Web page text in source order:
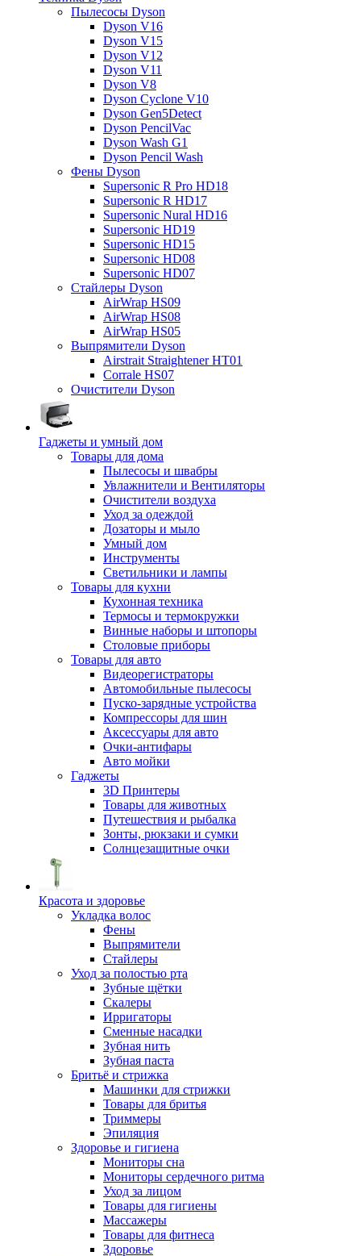
Пылесосы Dyson
Dyson V16
Dyson V15
Dyson V12
Dyson V11
Dyson V8
Dyson Cyclone V10
Dyson Gen5Detect
Dyson PencilVac
Dyson Wash G1
Dyson Pencil Wash
Фены Dyson
Supersonic R Pro HD18
Supersonic R HD17
Supersonic Nural HD16
Supersonic HD19
Supersonic HD15
Supersonic HD08
Supersonic HD07
Стайлеры Dyson
AirWrap HS09
AirWrap HS08
AirWrap HS05
Выпрямители Dyson
Airstrait Straightener HT01
Corrale HS07
Очистители Dyson
Гаджеты и умный дом
Товары для дома
Пылесосы и швабры
Увлажнители и Вентиляторы
Очистители воздуха
Уход за одеждой
Дозаторы и мыло
Умный дом
Инструменты
Светильники и лампы
Товары для кухни
Кухонная техника
Термосы и термокружки
Винные наборы и штопоры
Столовые приборы
Товары для авто
Видеорегистраторы
Автомобильные пылесосы
Пуско-зарядные устройства
Компрессоры для шин
Аксессуары для авто
Очки-антифары
Авто мойки
Гаджеты
3D Принтеры
Товары для животных
Путешествия и рыбалка
Зонты, рюкзаки и сумки
Солнцезащитные очки
Красота и здоровье
Укладка волос
Фены
Выпрямители
Стайлеры
Уход за полостью рта
Зубные щётки
Скалеры
Ирригаторы
Сменные насадки
Зубная нить
Зубная паста
Бритьё и стрижка
Машинки для стрижки
Товары для бритья
Триммеры
Эпиляция
Здоровье и гигиена
Мониторы сна
Мониторы сердечного ритма
Уход за лицом
Товары для гигиены
Массажеры
Товары для фитнеса
Здоровье